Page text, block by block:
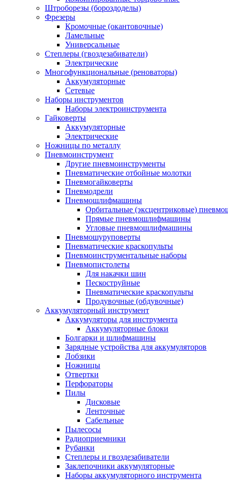
Штроборезы (бороздоделы)
Фрезеры
Кромочные (окантовочные)
Ламельные
Универсальные
Степлеры (гвоздезабиватели)
Электрические
Многофункциональные (реноваторы)
Аккумуляторные
Сетевые
Наборы инструментов
Наборы электроинструмента
Гайковерты
Аккумуляторные
Электрические
Ножницы по металлу
Пневмоинструмент
Другие пневмоинструменты
Пневматические отбойные молотки
Пневмогайковерты
Пневмодрели
Пневмошлифмашины
Орбитальные (эксцентриковые)
Прямые пневмошлифмашины
Угловые пневмошлифмашины
Пневмошуруповерты
Пневматические краскопульты
Пневмоинструментальные наборы
Пневмопистолеты
Для накачки шин
Пескоструйные
Пневматические краскопульты
Продувочные (обдувочные)
Аккумуляторный инструмент
Аккумуляторы для инструмента
Аккумуляторные блоки
Болгарки и шлифмашины
Зарядные устройства для аккумуляторов
Лобзики
Ножницы
Отвертки
Перфораторы
Пилы
Дисковые
Ленточные
Сабельные
Пылесосы
Радиоприемники
Рубанки
Степлеры и гвоздезабиватели
Заклепочники аккумуляторные
Наборы аккумуляторного инструмента